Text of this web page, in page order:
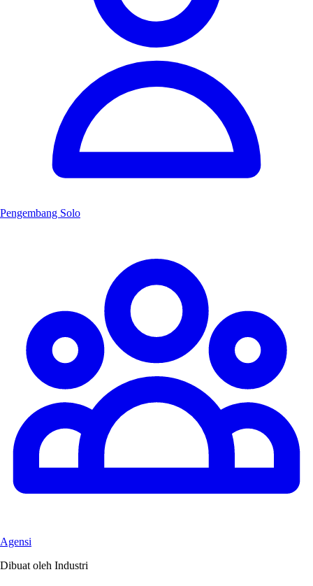
Pengembang Solo
Agensi
Dibuat oleh Industri